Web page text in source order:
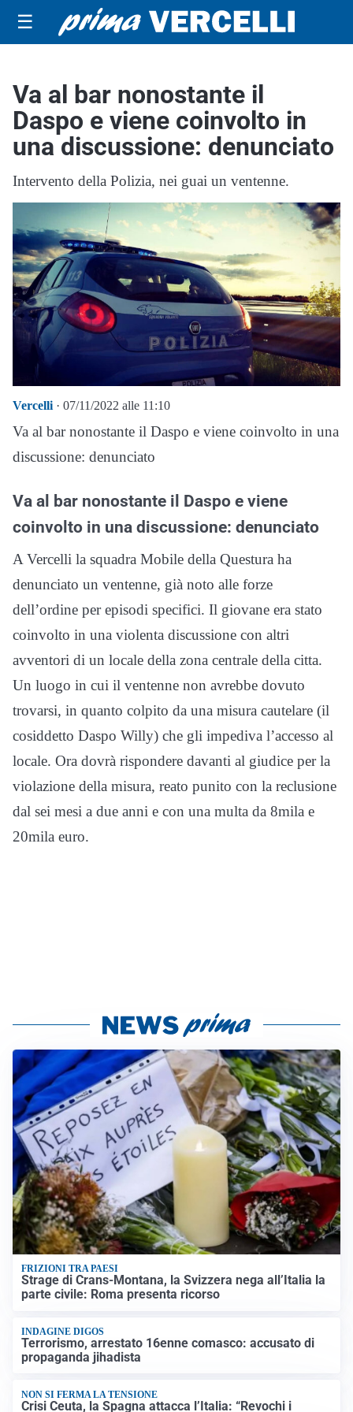
☰
Va al bar nonostante il
Daspo e viene coinvolto in
una discussione: denunciato
Intervento della Polizia, nei guai un ventenne.
Vercelli · 07/11/2022 alle 11:10
Va al bar nonostante il Daspo e viene coinvolto in una
discussione: denunciato
Va al bar nonostante il Daspo e viene
coinvolto in una discussione: denunciato
A Vercelli la squadra Mobile della Questura ha
denunciato un ventenne, già noto alle forze
dell’ordine per episodi specifici. Il giovane era stato
coinvolto in una violenta discussione con altri
avventori di un locale della zona centrale della citta.
Un luogo in cui il ventenne non avrebbe dovuto
trovarsi, in quanto colpito da una misura cautelare (il
cosiddetto Daspo Willy) che gli impediva l’accesso al
locale. Ora dovrà rispondere davanti al giudice per la
violazione della misura, reato punito con la reclusione
dal sei mesi a due anni e con una multa da 8mila e
20mila euro.
FRIZIONI TRA PAESI
Strage di Crans-Montana, la Svizzera nega all’Italia la
parte civile: Roma presenta ricorso
INDAGINE DIGOS
Terrorismo, arrestato 16enne comasco: accusato di
propaganda jihadista
NON SI FERMA LA TENSIONE
Crisi Ceuta, la Spagna attacca l’Italia: “Revochi i